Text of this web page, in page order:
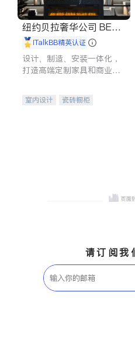
纽约贝拉奢华公司 BELL
A LUXE
iTalkBB精英认证
设计、制造、安装一体化，
打造高端定制家具和商业空
室内设计
瓷砖橱柜
请订阅我